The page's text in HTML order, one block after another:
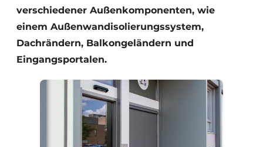
verschiedener Außenkomponenten, wie
einem Außenwandisolierungssystem,
Dachrändern, Balkongeländern und
Eingangsportalen.